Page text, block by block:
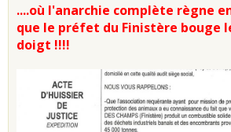
....où l'anarchie complète règne
que le préfet du Finistère bouge
doigt !!!!